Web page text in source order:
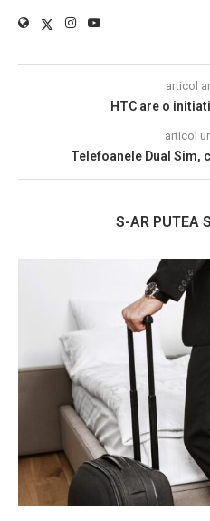
articol
HTC are o
articol
Telefoanele Dual Sim,
S-AR PUTEA